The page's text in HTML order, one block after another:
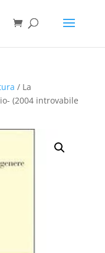
/ La
(2004 introvabile